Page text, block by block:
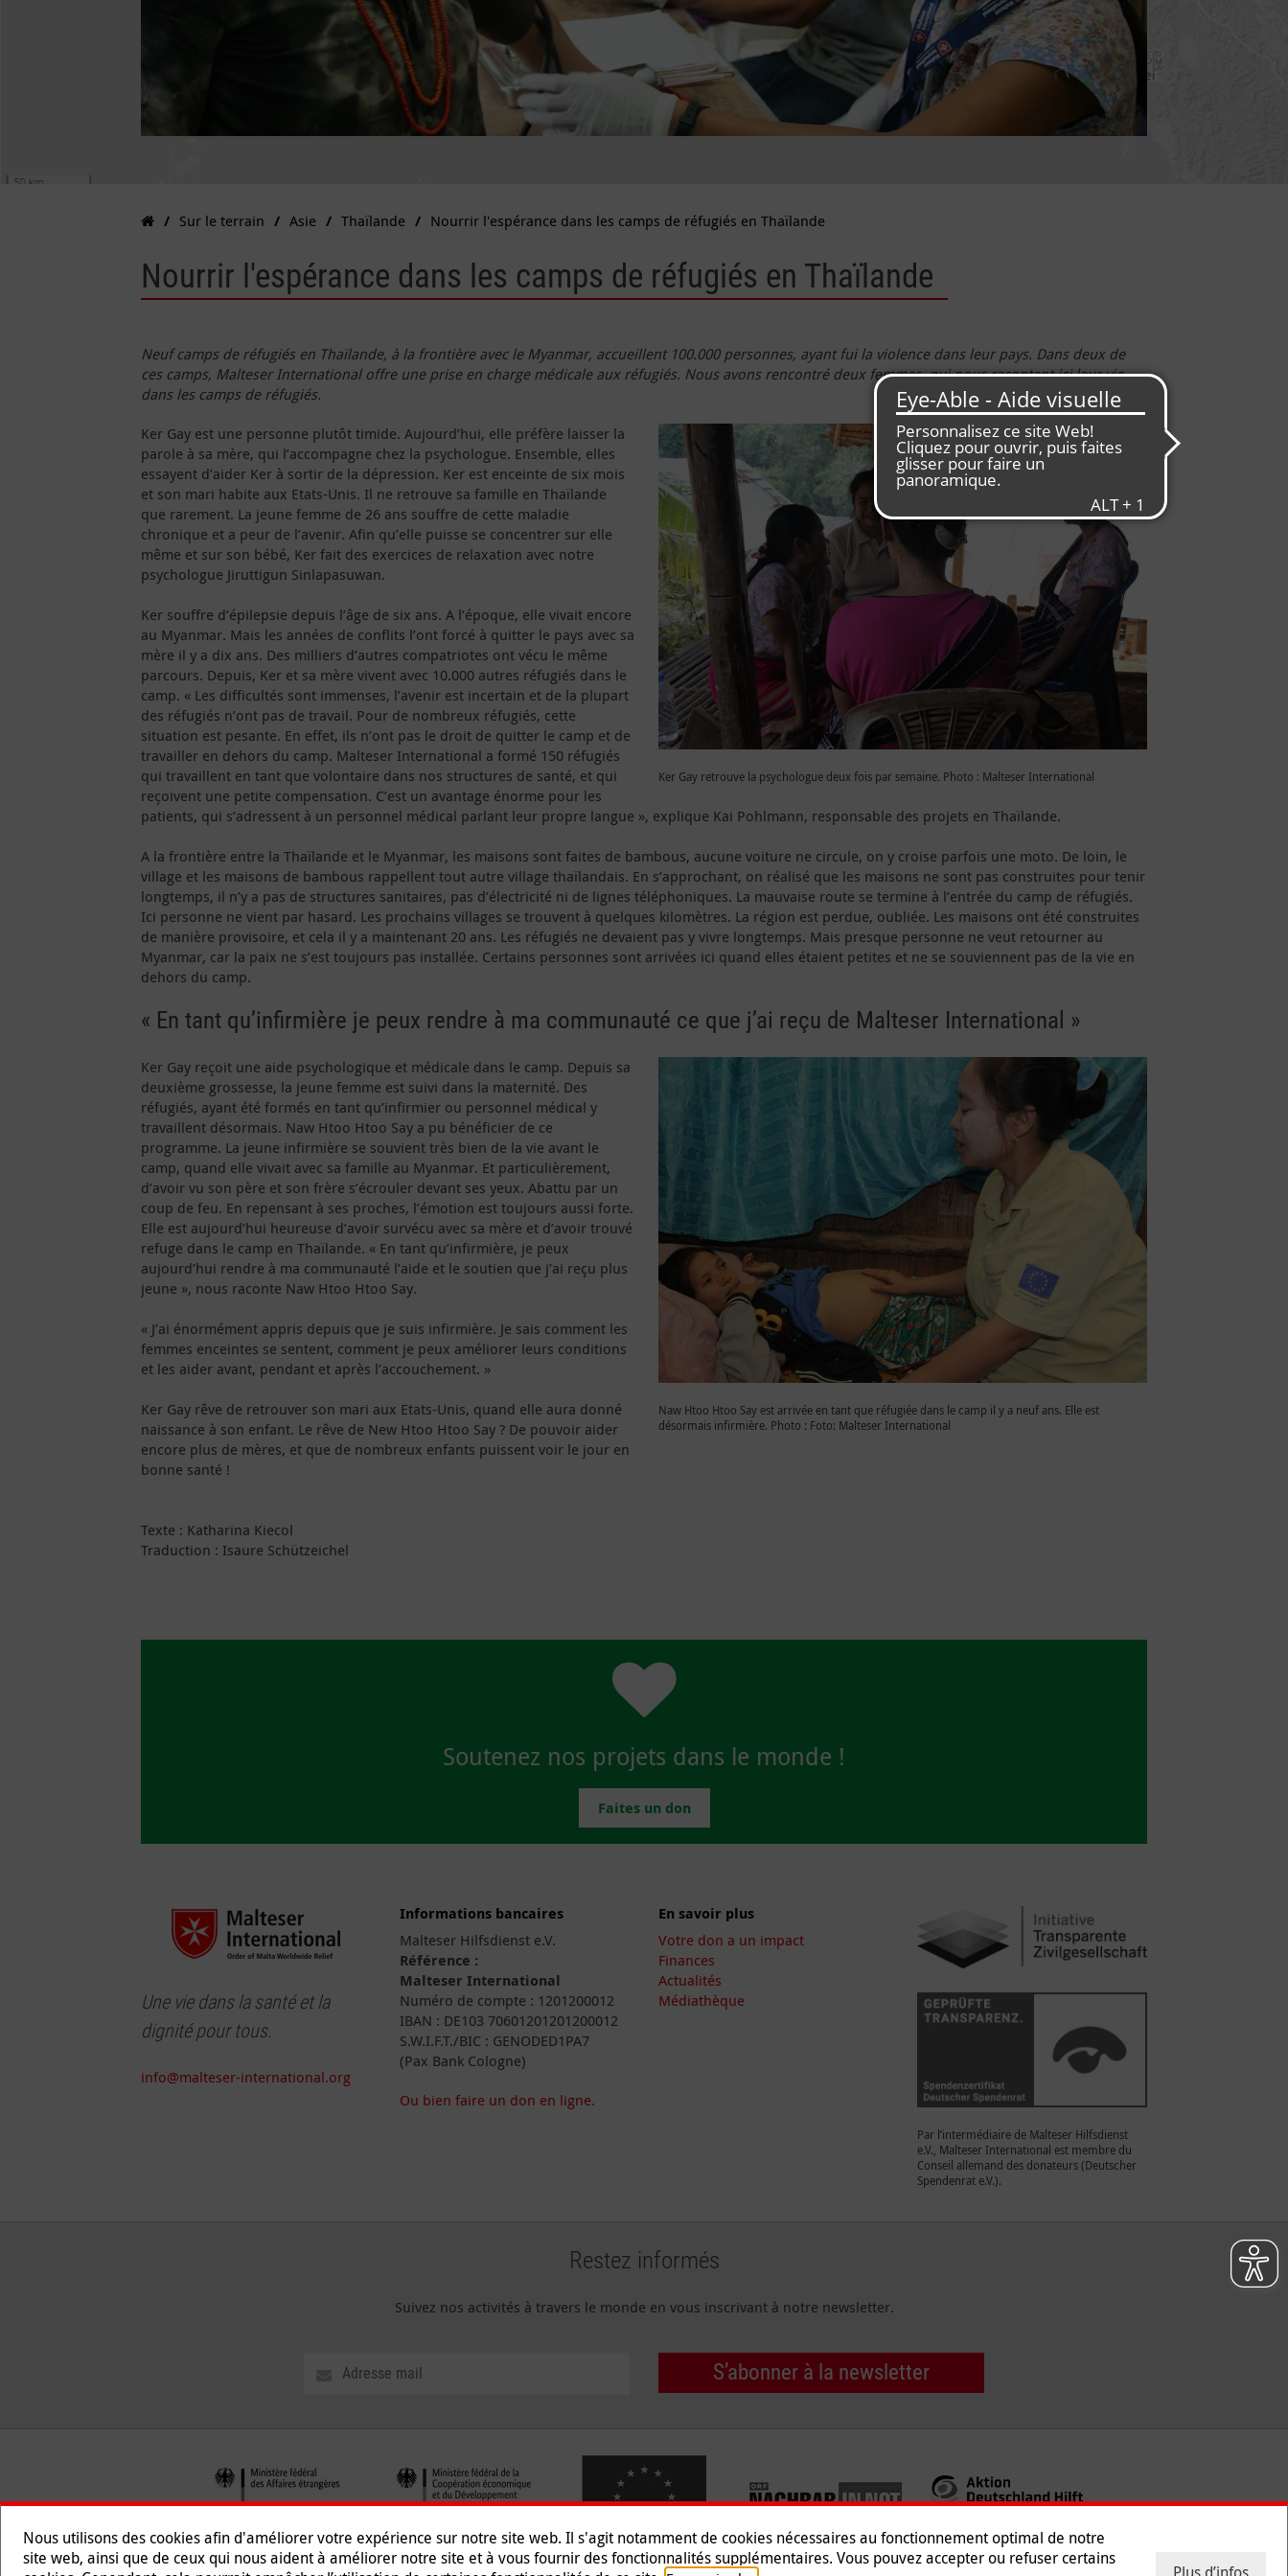
Sur le terrain Asie Thaïlande Nourrir l'espérance dans les camps de réfugiés en Thaïlande
Nourrir l'espérance dans les camps de réfugiés en Thaïlande
Neuf camps de réfugiés en Thaïlande, à la frontière avec le Myanmar, accueillent 100.000 personnes, ayant fui la violence dans leur pays. Dans deux de
ces camps, Malteser International offre une prise en charge médicale aux réfugiés. Nous avons rencontré deux femmes, qui nous racontent ici leur vie
dans les camps de réfugiés.
Ker Gay retrouve la psychologue deux fois par semaine. Photo : Malteser International
Ker Gay est une personne plutôt timide. Aujourd’hui, elle préfère laisser la
parole à sa mère, qui l’accompagne chez la psychologue. Ensemble, elles
essayent d’aider Ker à sortir de la dépression. Ker est enceinte de six mois
et son mari habite aux Etats-Unis. Il ne retrouve sa famille en Thaïlande
que rarement. La jeune femme de 26 ans souffre de cette maladie
chronique et a peur de l’avenir. Afin qu’elle puisse se concentrer sur elle
même et sur son bébé, Ker fait des exercices de relaxation avec notre
psychologue Jiruttigun Sinlapasuwan.
Ker souffre d’épilepsie depuis l’âge de six ans. A l’époque, elle vivait encore
au Myanmar. Mais les années de conflits l’ont forcé à quitter le pays avec sa
mère il y a dix ans. Des milliers d’autres compatriotes ont vécu le même
parcours. Depuis, Ker et sa mère vivent avec 10.000 autres réfugiés dans le
camp. « Les difficultés sont immenses, l’avenir est incertain et de la plupart
des réfugiés n’ont pas de travail. Pour de nombreux réfugiés, cette
situation est pesante. En effet, ils n’ont pas le droit de quitter le camp et de
travailler en dehors du camp. Malteser International a formé 150 réfugiés
qui travaillent en tant que volontaire dans nos structures de santé, et qui
reçoivent une petite compensation. C’est un avantage énorme pour les
patients, qui s’adressent à un personnel médical parlant leur propre langue », explique Kai Pohlmann, responsable des projets en Thaïlande.
A la frontière entre la Thaïlande et le Myanmar, les maisons sont faites de bambous, aucune voiture ne circule, on y croise parfois une moto. De loin, le
village et les maisons de bambous rappellent tout autre village thaïlandais. En s’approchant, on réalisé que les maisons ne sont pas construites pour tenir
longtemps, il n’y a pas de structures sanitaires, pas d’électricité ni de lignes téléphoniques. La mauvaise route se termine à l’entrée du camp de réfugiés.
Ici personne ne vient par hasard. Les prochains villages se trouvent à quelques kilomètres. La région est perdue, oubliée. Les maisons ont été construites
de manière provisoire, et cela il y a maintenant 20 ans. Les réfugiés ne devaient pas y vivre longtemps. Mais presque personne ne veut retourner au
Myanmar, car la paix ne s’est toujours pas installée. Certains personnes sont arrivées ici quand elles étaient petites et ne se souviennent pas de la vie en
dehors du camp.
« En tant qu’infirmière je peux rendre à ma communauté ce que j’ai reçu de Malteser International »
Naw Htoo Htoo Say est arrivée en tant que réfugiée dans le camp il y a neuf ans. Elle est
désormais infirmière. Photo : Foto: Malteser International
Ker Gay reçoit une aide psychologique et médicale dans le camp. Depuis sa
deuxième grossesse, la jeune femme est suivi dans la maternité. Des
réfugiés, ayant été formés en tant qu’infirmier ou personnel médical y
travaillent désormais. Naw Htoo Htoo Say a pu bénéficier de ce
programme. La jeune infirmière se souvient très bien de la vie avant le
camp, quand elle vivait avec sa famille au Myanmar. Et particulièrement,
d’avoir vu son père et son frère s’écrouler devant ses yeux. Abattu par un
coup de feu. En repensant à ses proches, l’émotion est toujours aussi forte.
Elle est aujourd’hui heureuse d’avoir survécu avec sa mère et d’avoir trouvé
refuge dans le camp en Thaïlande. « En tant qu’infirmière, je peux
aujourd’hui rendre à ma communauté l’aide et le soutien que j’ai reçu plus
jeune », nous raconte Naw Htoo Htoo Say.
« J’ai énormément appris depuis que je suis infirmière. Je sais comment les
femmes enceintes se sentent, comment je peux améliorer leurs conditions
et les aider avant, pendant et après l’accouchement. »
Ker Gay rêve de retrouver son mari aux Etats-Unis, quand elle aura donné
naissance à son enfant. Le rêve de New Htoo Htoo Say ? De pouvoir aider
encore plus de mères, et que de nombreux enfants puissent voir le jour en
bonne santé !
Texte : Katharina Kiecol
Traduction : Isaure Schützeichel
Soutenez nos projets dans le monde !
Faites un don
Une vie dans la santé et la
dignité pour tous.
info@malteser-international.org
Informations bancaires
Malteser Hilfsdienst e.V.
Référence :
Malteser International
Numéro de compte : 1201200012
IBAN : DE103 70601201201200012
S.W.I.F.T./BIC : GENODED1PA7
(Pax Bank Cologne)
Ou bien faire un don en ligne.
En savoir plus
Votre don a un impact
Finances
Actualités
Médiathèque
Par l’intermédiaire de Malteser Hilfsdienst
e.V., Malteser International est membre du
Conseil allemand des donateurs (Deutscher
Spendenrat e.V.).
Restez informés
Suivez nos activités à travers le monde en vous inscrivant à notre newsletter.
S’abonner à la newsletter
Nous utilisons des cookies afin d'améliorer votre expérience sur notre site web. Il s'agit notamment de cookies nécessaires au fonctionnement optimal de notre
site web, ainsi que de ceux qui nous aident à améliorer notre site et à vous fournir des fonctionnalités supplémentaires. Vous pouvez accepter ou refuser certains
Plus d’infos